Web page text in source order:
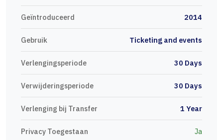
Geïntroduceerd 2014
Gebruik Ticketing and events
Verlengingsperiode 30 Days
Verwijderingsperiode 30 Days
Verlenging bij Transfer 1 Year
Privacy Toegestaan Ja